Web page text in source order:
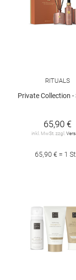
RITUALS
Private Collection - Suede
65,90 €
inkl. MwSt. zzgl.
65,90 € = 1